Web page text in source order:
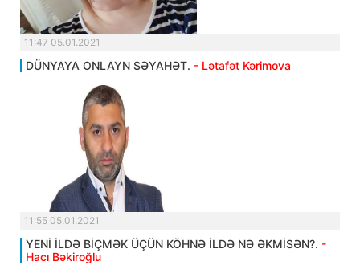
11:47 05.01.2021
DÜNYAYA ONLAYN SƏYAHƏT. - Lətafət Kərimova
11:55 05.01.2021
YENİ İLDƏ BİÇMƏK ÜÇÜN KÖHNƏ İLDƏ NƏ ƏKMİSƏN?. -
Hacı Bəkiroğlu